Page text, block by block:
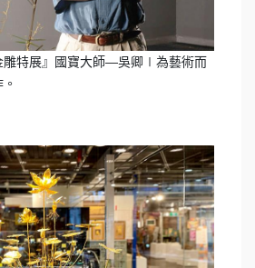
雕特展』國寶大師—吳卿∣為藝術而